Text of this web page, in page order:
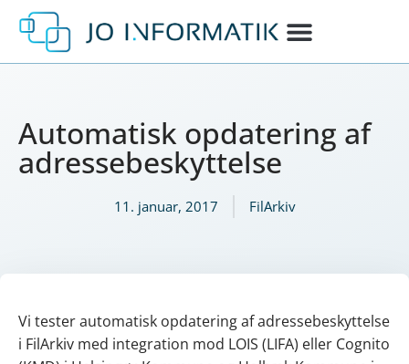
Automatisk opdatering af
adressebeskyttelse
11. januar, 2017 FilArkiv
Vi tester automatisk opdatering af adressebeskyttelse
i FilArkiv med integration mod LOIS (LIFA) eller Cognito